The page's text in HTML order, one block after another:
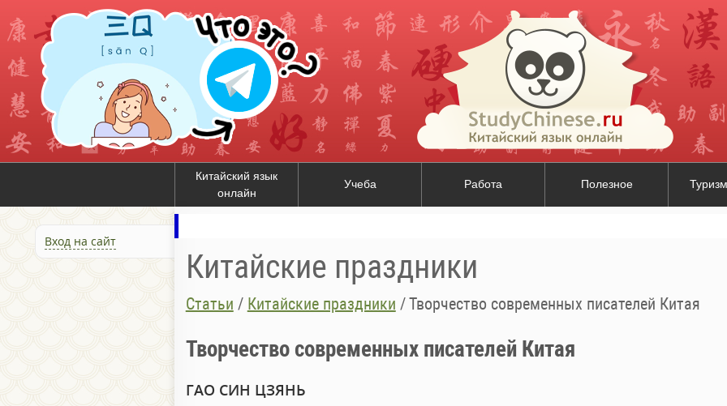
Китайский язык
онлайн
Учеба Работа Полезное
Вход на сайт
Китайские праздники
Статьи / Китайские праздники /Творчество современных писателей Китая
Творчество современных писателей Китая
ГАО СИН ЦЗЯНЬ